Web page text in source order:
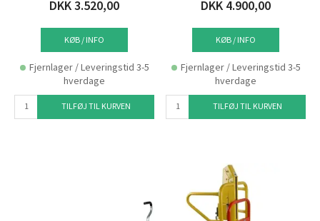
DKK 3.520,00
KØB / INFO
Fjernlager / Leveringstid 3-5
hverdage
TILFØJ TIL KURVEN
DKK 4.900,00
KØB / INFO
Fjernlager / Leveringstid 3-5
hverdage
TILFØJ TIL KURVEN